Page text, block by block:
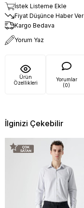
İstek Listeme Ekle
Fiyat Düşünce Haber Ver
Kargo Bedava
Yorum Yaz
Ürün
Özellikleri
Yorumlar
(0)
İlginizi Çekebilir